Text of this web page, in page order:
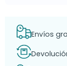
Envíos